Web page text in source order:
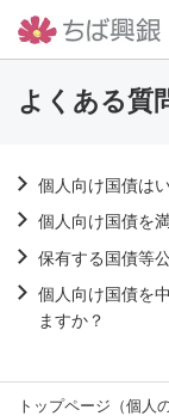
よくある質
個人向け国債は
個人向け国債を
保有する国債等
個人向け国債を
ますか？
トップページ（個人